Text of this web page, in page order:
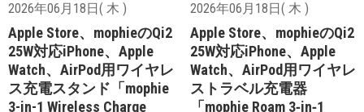
2026年06月18日( 木 )
Apple Store、mophieのQi2
25W対応iPhone、Apple
Watch、AirPod用ワイヤレ
ス充電スタンド「mophie
3-in-1 Wireless Charge
2026年06月18日( 木 )
Apple Store、mophieのQi2
25W対応iPhone、Apple
Watch、AirPod用ワイヤレ
ストラベル充電器
「mophie Roam 3‑in‑1